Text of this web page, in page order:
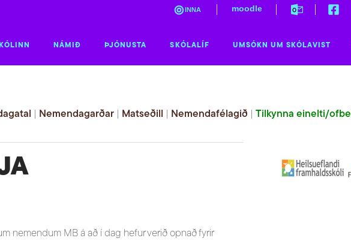
INNA moodle
NÁMIÐ ÞJÓNUSTA SKÓLALÍF UMSÓKN UM SKÓLAVIST
Nemendagarðar Matseðill Nemendafélagið Tilkynna einelti/
nemendum MB á að í dag hefur verið opnað fyrir